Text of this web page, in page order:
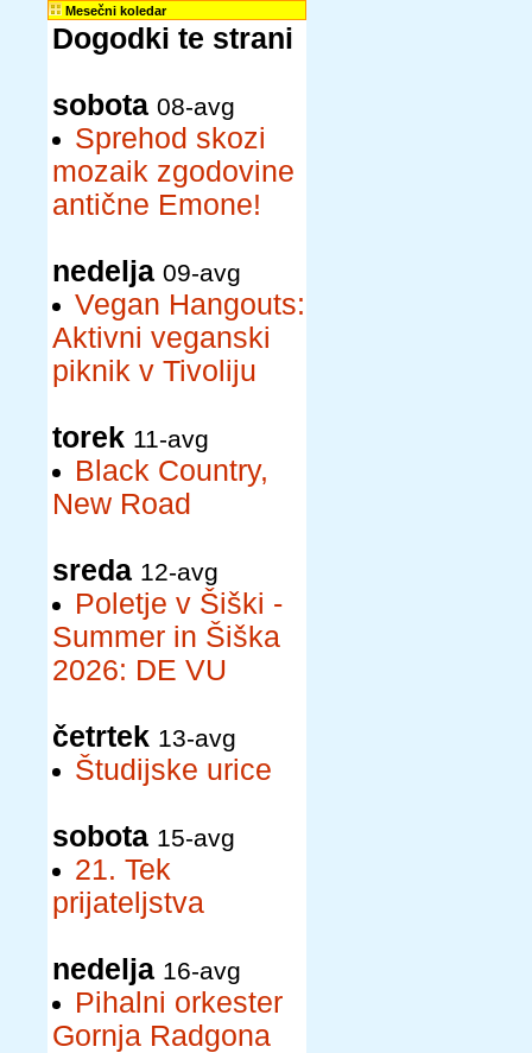
Mesečni koledar
Dogodki te strani
sobota 08-avg
Sprehod skozi
mozaik zgodovine
antične Emone!
nedelja 09-avg
Vegan Hangouts:
Aktivni veganski
piknik v Tivoliju
torek 11-avg
Black Country,
New Road
sreda 12-avg
Poletje v Šiški -
Summer in Šiška
2026: DE VU
četrtek 13-avg
Študijske urice
sobota 15-avg
21. Tek
prijateljstva
nedelja 16-avg
Pihalni orkester
Gornja Radgona